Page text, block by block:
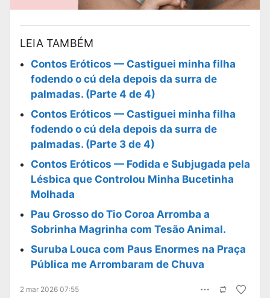
LEIA TAMBÉM
Contos Eróticos — Castiguei minha filha
fodendo o cú dela depois da surra de
palmadas. (Parte 4 de 4)
Contos Eróticos — Castiguei minha filha
fodendo o cú dela depois da surra de
palmadas. (Parte 3 de 4)
Contos Eróticos — Fodida e Subjugada pela
Lésbica que Controlou Minha Bucetinha
Molhada
Pau Grosso do Tio Coroa Arromba a
Sobrinha Magrinha com Tesão Animal.
Suruba Louca com Paus Enormes na Praça
Pública me Arrombaram de Chuva
2 mar 2026 07:55